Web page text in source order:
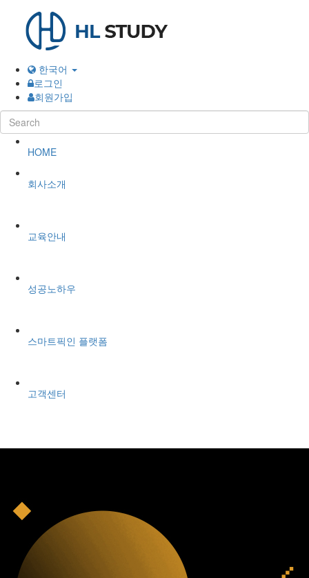
한국어
로그인
회원가입
HOME
회사소개
교육안내
성공노하우
스마트픽인 플랫폼
고객센터